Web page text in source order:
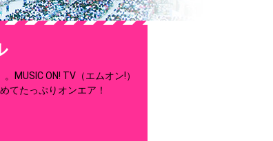
ON! TV（エムオン!）
てたっぷりオンエア！